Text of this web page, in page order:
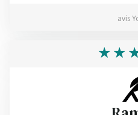
avis